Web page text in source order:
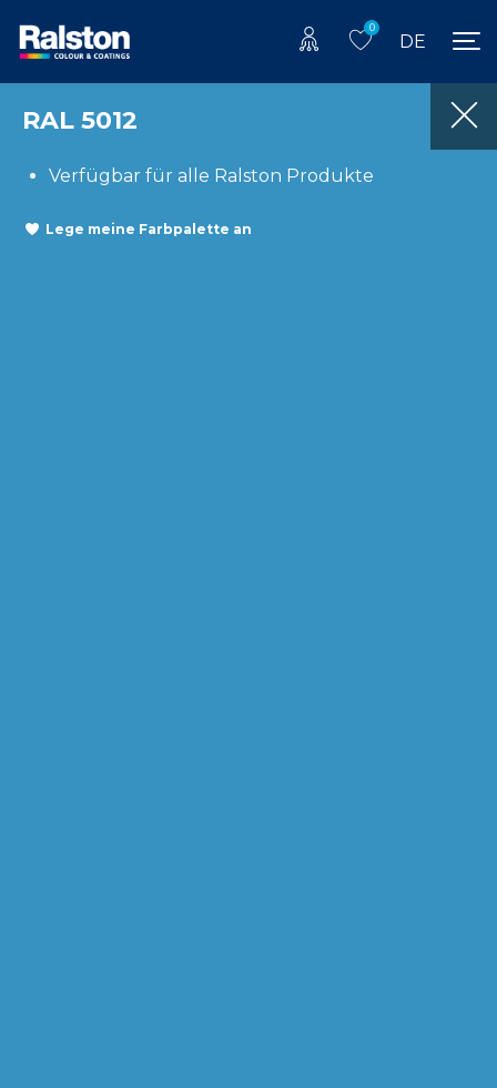
0
DE
RAL 5012
Verfügbar für alle Ralston Produkte
Lege meine Farbpalette an